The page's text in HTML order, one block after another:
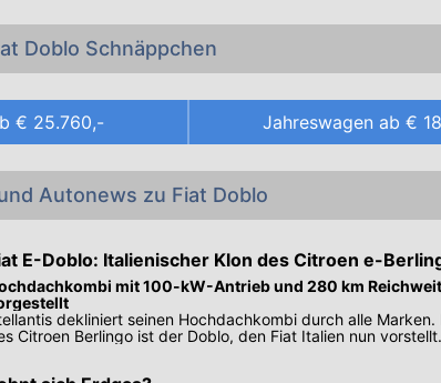
Doblo Schnäppchen
€ 25.760,- Jahreswagen ab €
Autonews zu Fiat Doblo
E-Doblo: Italienischer Klon des Citroen e-
mit 100-kW-Antrieb und 280 km
dekliniert seinen Hochdachkombi durch alle Marken.
Citroen Berlingo ist der Doblo, den Fiat Italien nun vorstellt.